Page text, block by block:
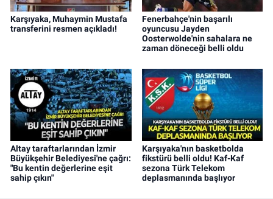
Karşıyaka, Muhaymin Mustafa
transferini resmen açıkladı!
Fenerbahçe'nin başarılı
oyuncusu Jayden
Oosterwolde'nin sahalara ne
zaman döneceği belli oldu
Altay taraftarlarından İzmir
Büyükşehir Belediyesi'ne çağrı:
"Bu kentin değerlerine eşit
sahip çıkın"
Karşıyaka'nın basketbolda
fikstürü belli oldu! Kaf-Kaf
sezona Türk Telekom
deplasmanında başlıyor